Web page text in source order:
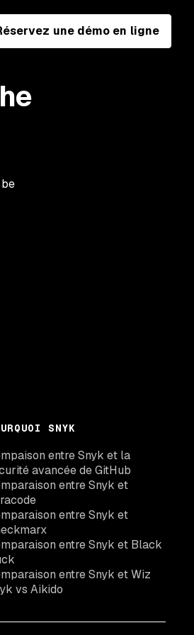
une démo en ligne
SNYK
entre Snyk et la
avancée de GitHub
entre Snyk et
entre Snyk et
entre Snyk et Black
entre Snyk et Wiz
vs Aikido